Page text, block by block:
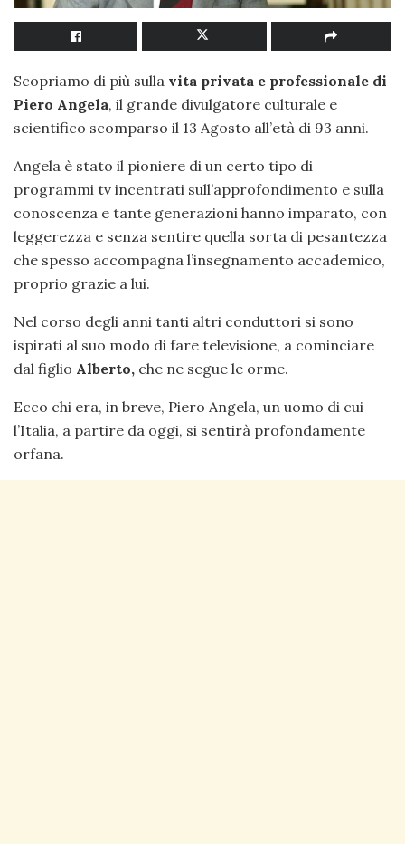
Scopriamo di più sulla vita privata e professionale di
Piero Angela, il grande divulgatore culturale e
scientifico scomparso il 13 Agosto all’età di 93 anni.
Angela è stato il pioniere di un certo tipo di
programmi tv incentrati sull’approfondimento e sulla
conoscenza e tante generazioni hanno imparato, con
leggerezza e senza sentire quella sorta di pesantezza
che spesso accompagna l’insegnamento accademico,
proprio grazie a lui.
Nel corso degli anni tanti altri conduttori si sono
ispirati al suo modo di fare televisione, a cominciare
dal figlio Alberto, che ne segue le orme.
Ecco chi era, in breve, Piero Angela, un uomo di cui
l’Italia, a partire da oggi, si sentirà profondamente
orfana.